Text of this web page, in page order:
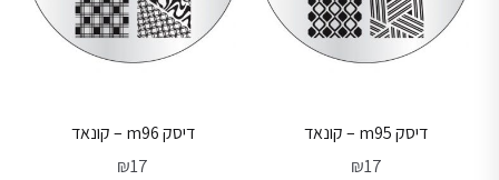
דיסק m95 – קונאד
₪17
דיסק m96 – קונאד
₪17